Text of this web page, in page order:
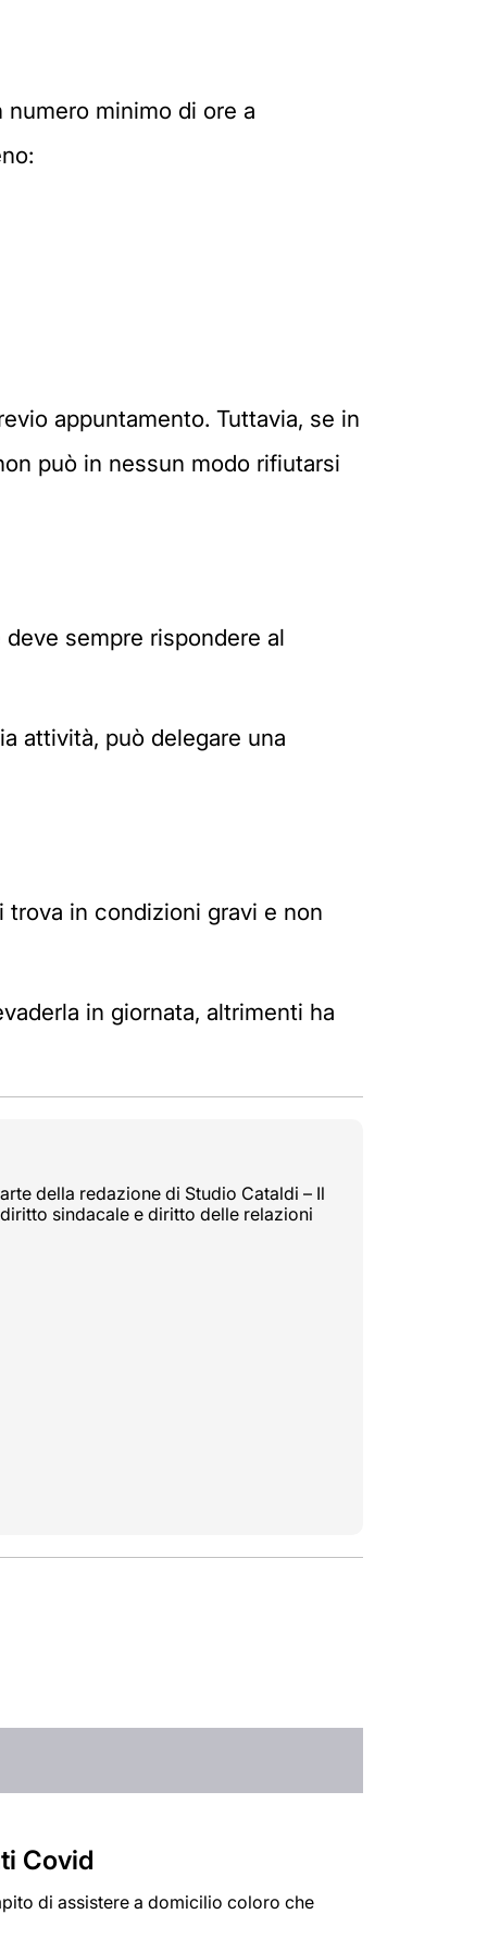
minimo di ore a
appuntamento. Tuttavia, se in
può in nessun modo rifiutarsi
sempre rispondere al
attività, può delegare una
in condizioni gravi e non
in giornata, altrimenti ha
della redazione di Studio Cataldi – Il
sindacale e diritto delle relazioni
Covid
di assistere a domicilio coloro che